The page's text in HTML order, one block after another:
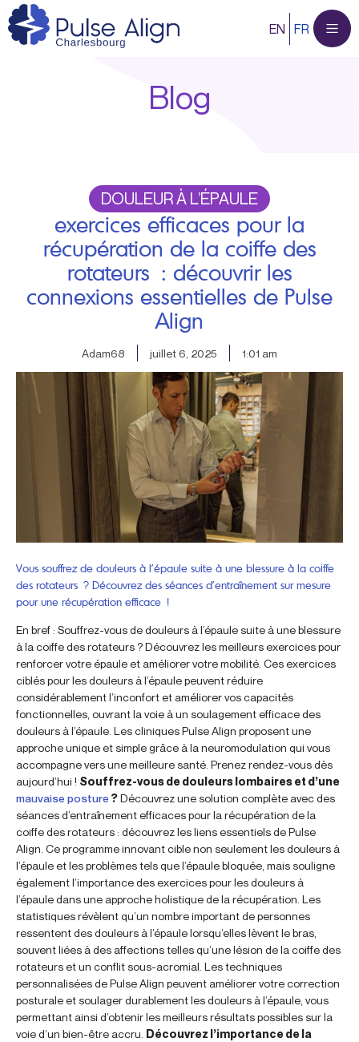
Aller
au
EN FR
Blog
DOULEUR À L’ÉPAULE
exercices efficaces pour la
récupération de la coiffe des
rotateurs : découvrir les
connexions essentielles de Pulse
Align
Adam68 juillet 6, 2025 1:01 am
Vous souffrez de douleurs à l’épaule suite à une blessure à la coiffe
des rotateurs ? Découvrez des séances d’entraînement sur mesure
pour une récupération efficace !
En bref : Souffrez-vous de douleurs à l’épaule suite à une blessure
à la coiffe des rotateurs ? Découvrez les meilleurs exercices pour
renforcer votre épaule et améliorer votre mobilité. Ces exercices
ciblés pour les douleurs à l’épaule peuvent réduire
considérablement l’inconfort et améliorer vos capacités
fonctionnelles, ouvrant la voie à un soulagement efficace des
douleurs à l’épaule. Les cliniques Pulse Align proposent une
approche unique et simple grâce à la neuromodulation qui vous
accompagne vers une meilleure santé. Prenez rendez-vous dès
aujourd’hui ! Souffrez-vous de douleurs lombaires et d’une
mauvaise posture ?Découvrez une solution complète avec des
séances d’entraînement efficaces pour la récupération de la
coiffe des rotateurs : découvrez les liens essentiels de Pulse
Align. Ce programme innovant cible non seulement les douleurs à
l’épaule et les problèmes tels que l’épaule bloquée, mais souligne
également l’importance des exercices pour les douleurs à
l’épaule dans une approche holistique de la récupération. Les
statistiques révèlent qu’un nombre important de personnes
ressentent des douleurs à l’épaule lorsqu’elles lèvent le bras,
souvent liées à des affections telles qu’une lésion de la coiffe des
rotateurs et un conflit sous-acromial. Les techniques
personnalisées de Pulse Align peuvent améliorer votre correction
posturale et soulager durablement les douleurs à l’épaule, vous
permettant ainsi d’obtenir les meilleurs résultats possibles sur la
voie d’un bien-être accru. Découvrez l’importance de la